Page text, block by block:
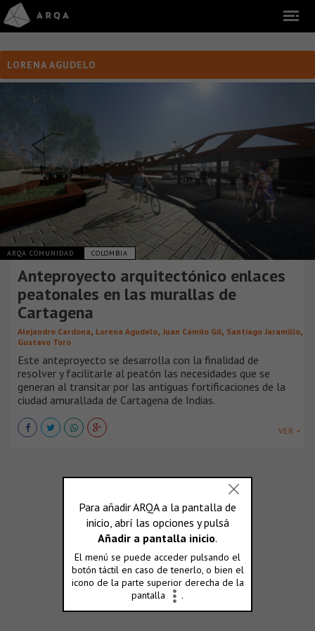
LORENA AGUDELO
ARQA COMUNIDAD COLOMBIA
Anteproyecto arquitectónico enlaces
peatonales en las murallas de
Cartagena
Alejandro Cardona, Lorena Agudelo, Juan Camilo Gil, Santiago Jaramillo,
Gustavo Toro
Este anteproyecto se desarrolla con la finalidad de
resolver y facilitarle al peatón las necesidades que se
generan al transitar por las antiguas fortificaciones de la
ciudad amurallada de Cartagena de Indias.
VER +